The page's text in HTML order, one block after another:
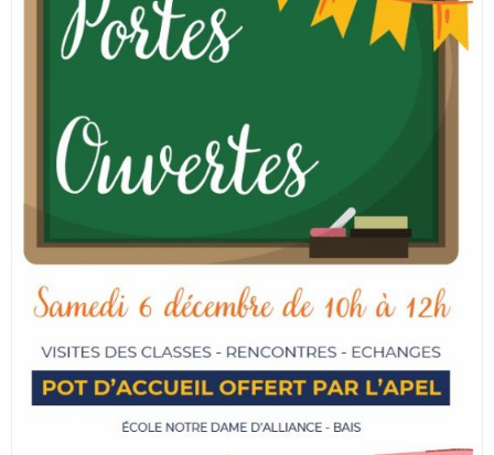
Inscriptions pour la rentrée scolaire 2026-2027
Pré-inscriptions possibles par mail à :
eco35.notre-
dame.bais@enseignement-catholique.bzh
nom et le prénom de l'enfant, sa date de naissance ainsi
que vos coordonnées.
Au plaisir de vous rencontrer.
L'équipe éducative de l'école Notre Dame d'Alliance,